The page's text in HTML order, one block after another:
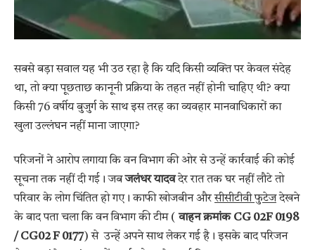
सबसे बड़ा सवाल यह भी उठ रहा है कि यदि किसी व्यक्ति पर केवल संदेह
था, तो क्या पूछताछ कानूनी प्रक्रिया के तहत नहीं होनी चाहिए थी? क्या
किसी 76 वर्षीय बुजुर्ग के साथ इस तरह का व्यवहार मानवाधिकारों का
खुला उल्लंघन नहीं माना जाएगा?
परिजनों ने आरोप लगाया कि वन विभाग की ओर से उन्हें कार्रवाई की कोई
सूचना तक नहीं दी गई। जबजलंधर यादवदेर रात तक घर नहीं लौटे तो
परिवार के लोग चिंतित हो गए। काफी खोजबीन औरसीसीटीवी फुटेजदेखने
के बाद पता चला कि वन विभाग की टीम ( वाहन क्रमांक CG 02F 0198
/ CG02 F 0177) से उन्हें अपने साथ लेकर गई है। इसके बाद परिजन